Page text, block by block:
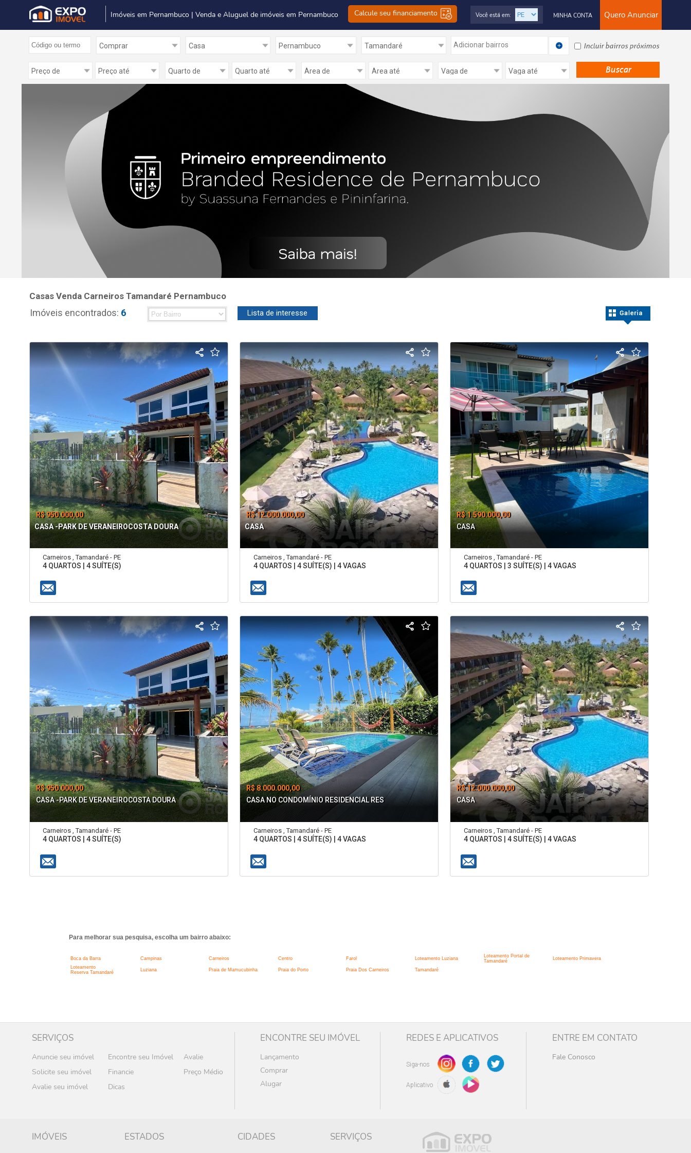
Imóveis em Pernambuco | Venda e Aluguel de imóveis em Pernambuco Calcule seu financiamento Quero Anunciar
MINHA CONTA
Você está em:
Adicionar bairros Incluir bairros próximos
Casas Venda Carneiros Tamandaré Pernambuco
Imóveis encontrados: 6 Lista de interesse
R$ 950.000,00
CASA -PARK DE VERANEIROCOSTA DOURA
Carneiros , Tamandaré - PE
4 QUARTOS | 4 SUÍTE(S)
R$ 12.000.000,00
CASA
Carneiros , Tamandaré - PE
4 QUARTOS | 4 SUÍTE(S) | 4 VAGAS
R$ 1.590.000,00
CASA
Carneiros , Tamandaré - PE
4 QUARTOS | 3 SUÍTE(S) | 4 VAGAS
R$ 950.000,00
CASA -PARK DE VERANEIROCOSTA DOURA
Carneiros , Tamandaré - PE
4 QUARTOS | 4 SUÍTE(S)
R$ 8.000.000,00
CASA NO CONDOMÍNIO RESIDENCIAL RES
Carneiros , Tamandaré - PE
4 QUARTOS | 4 SUÍTE(S) | 4 VAGAS
R$ 12.000.000,00
CASA
Carneiros , Tamandaré - PE
4 QUARTOS | 4 SUÍTE(S) | 4 VAGAS
Para melhorar sua pesquisa, escolha um bairro abaixo:
Boca da Barra Campinas Carneiros Centro Farol Loteamento Luziana
Loteamento Portal de
Tamandaré
Loteamento Primavera
Loteamento
Reserva Tamandaré
Luziana Praia de Mamucubinha Praia do Porto Praia Dos Carneiros Tamandaré
SERVIÇOS
Anuncie seu imóvel Encontre seu Imóvel
Avalie
Solicite seu imóvel
Financie
Preço Médio
Avalie seu imóvel
Dicas
ENCONTRE SEU IMÓVEL
Lançamento
Comprar
Alugar
REDES E APLICATIVOS
Siga-nos
Aplicativo
ENTRE EM CONTATO
Fale Conosco
IMÓVEIS ESTADOS CIDADES SERVIÇOS